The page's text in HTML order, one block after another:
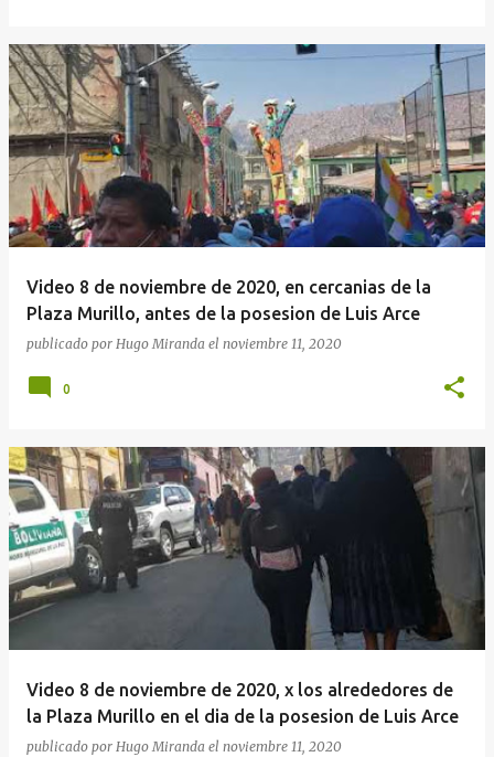
Video 8 de noviembre de 2020, en cercanias de la
Plaza Murillo, antes de la posesion de Luis Arce
publicado por Hugo Miranda el noviembre 11, 2020
0
Video 8 de noviembre de 2020, x los alrededores de
la Plaza Murillo en el dia de la posesion de Luis Arce
publicado por Hugo Miranda el noviembre 11, 2020